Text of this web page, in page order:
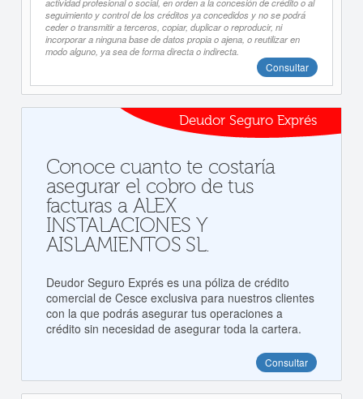
seguimiento y control de los créditos ya concedidos y no se podrá
ceder o transmitir a terceros, copiar, duplicar o reproducir, ni
incorporar a ninguna base de datos propia o ajena, o reutilizar en
modo alguno, ya sea de forma directa o indirecta.
Consultar
Deudor Seguro Exprés
Conoce cuanto te costaría
asegurar el cobro de tus
facturas a ALEX
INSTALACIONES Y
AISLAMIENTOS SL.
Deudor Seguro Exprés es una póliza de crédito
comercial de Cesce exclusiva para nuestros clientes
con la que podrás asegurar tus operaciones a
crédito sin necesidad de asegurar toda la cartera.
Consultar